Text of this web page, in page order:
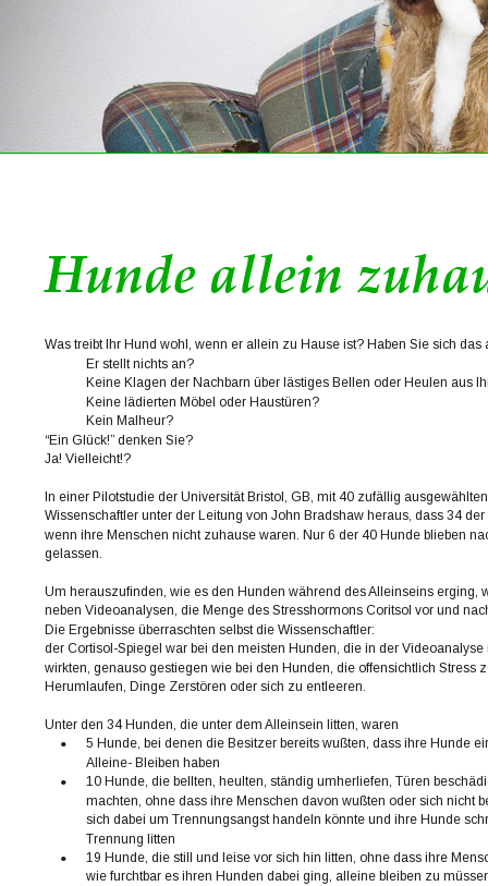
Hunde allein
Was treibt Ihr Hund wohl, wenn er allein zu Hause ist? Haben Sie sich
Er stellt nichts an?
Keine Klagen der Nachbarn über lästiges Bellen oder Heulen aus
Keine lädierten Möbel oder Haustüren?
Kein Malheur?
“Ein Glück!” denken Sie?
Ja! Vielleicht!?
In einer Pilotstudie der Universität Bristol, GB, mit 40 zufällig
Wissenschaftler unter der Leitung von John Bradshaw heraus, dass 34
wenn ihre Menschen nicht zuhause waren. Nur 6 der 40 Hunde blieben
gelassen.
Um herauszufinden, wie es den Hunden während des Alleinseins erging,
neben Videoanalysen, die Menge des Stresshormons Coritsol vor und
Die Ergebnisse überraschten selbst die Wissenschaftler:
der Cortisol-Spiegel war bei den meisten Hunden, die in der
wirkten, genauso gestiegen wie bei den Hunden, die offensichtlich Stress
Herumlaufen, Dinge Zerstören oder sich zu entleeren.
Unter den 34 Hunden, die unter dem Alleinsein litten, waren
•
5 Hunde, bei denen die Besitzer bereits wußten, dass ihre Hunde
Alleine- Bleiben haben
•
10 Hunde, die bellten, heulten, ständig umherliefen, Türen
machten, ohne dass ihre Menschen davon wußten oder sich nicht
sich dabei um Trennungsangst handeln könnte und ihre Hunde
Trennung litten
•
19 Hunde, die still und leise vor sich hin litten, ohne dass ihre
wie furchtbar es ihren Hunden dabei ging, alleine bleiben zu